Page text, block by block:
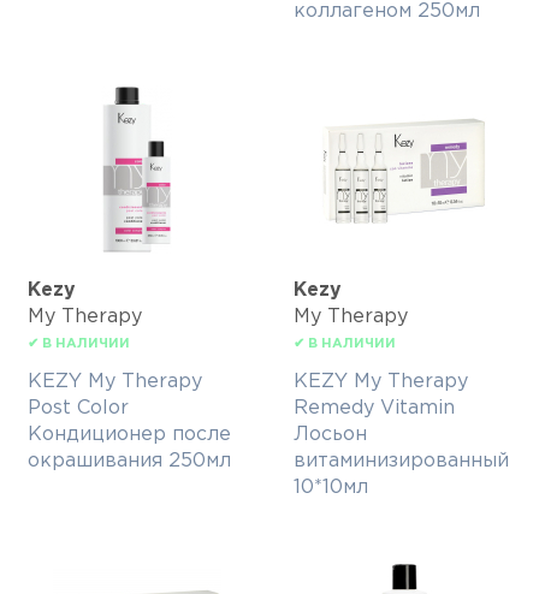
коллагеном 250мл
Kezy
My Therapy
✔ В НАЛИЧИИ
KEZY My Therapy
Post Color
Кондиционер после
окрашивания 250мл
Kezy
My Therapy
✔ В НАЛИЧИИ
KEZY My Therapy
Remedy Vitamin
Лосьон
витаминизированный
10*10мл